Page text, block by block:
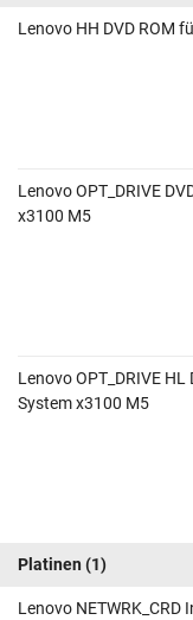
Lenovo HH DVD ROM
Lenovo OPT_DRIVE
x3100 M5
Lenovo OPT_DRIVE
System x3100 M5
Platinen (1)
Lenovo